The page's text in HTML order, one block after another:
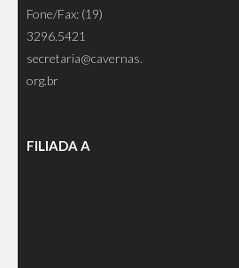
Fone/Fax: (19)
3296.5421
secretaria@cavernas.
org.br
FILIADA A